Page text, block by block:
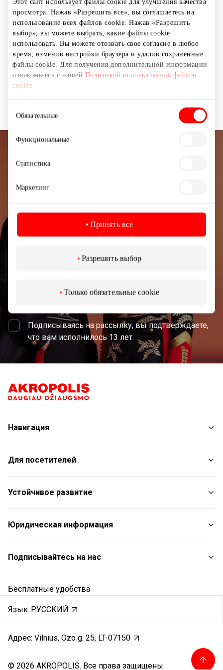
просмотра. Нажав «Разрешить все», вы соглашаетесь на
использование всех файлов cookie. Нажав «Разрешить
выбор», вы можете выбрать, какие файлы cookie
использовать. Вы можете отозвать свое согласие в любое
время, изменив настройки браузера и удалив сохраненные
файлы cookie. Для получения дополнительной информации
ознакомьтесь с нашей Политикой использования файлов
cookie
согласия
Обязательные
Функциональные
Статистика
Маркетинг
Принять все
Разрешить выбор
Только обязательные cookie
истинно привлекательные цены и приятное
обслуживание с индивидуальным подходом. Изо дня
в день мы делаем всė, чтоб имя EUROKOS нашим
клинетам приносили самые лучшие емоции и
удоволствие от покупок.
торгового центра AKROPOLIS.
Подписаться
Подписываясь на рассылку, вы подтверждаете,
что вам исполнилось 13 лет.
Навигация
Магазины
Услуги
Рестораны
Для посетителей
План торгового центра
С животными
Контакты
Aкции
Подарочная карта
Карьера
Устойчивое развитие
Отчет об устойчивом развитии
Цели в области устойчивого развития
Политики устойчивого развития
Юридическая информация
Правила торгового центра
Политика файлов cookie
Правила подарочной карты
Защита заявителей
Запись звонков
Подписывайтесь на нас
Facebook
YouTube
Бесплатные удобства
Язык: РУССКИЙ
Адрес: Vilnius, Ozo g. 25, LT-07150
© 2026 AKROPOLIS. Все права защищены.